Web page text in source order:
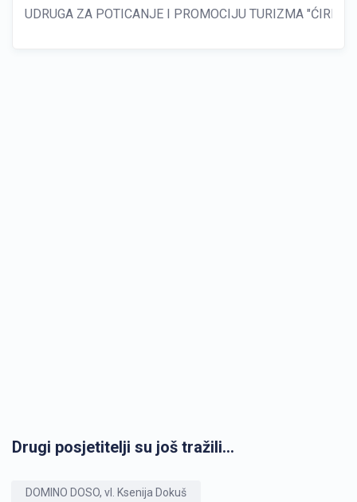
UDRUGA ZA POTICANJE I PROMOCIJU TURIZMA
Drugi posjetitelji su još tražili...
DOMINO DOSO, vl. Ksenija Dokuš